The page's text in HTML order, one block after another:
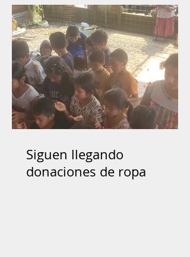
Siguen llegando
donaciones de ropa